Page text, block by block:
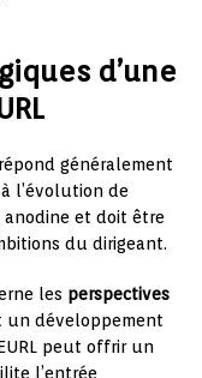
d’une
répond généralement
l’évolution de
anodine et doit être
du dirigeant.
les perspectives
un développement
peut offrir un
l’entrée